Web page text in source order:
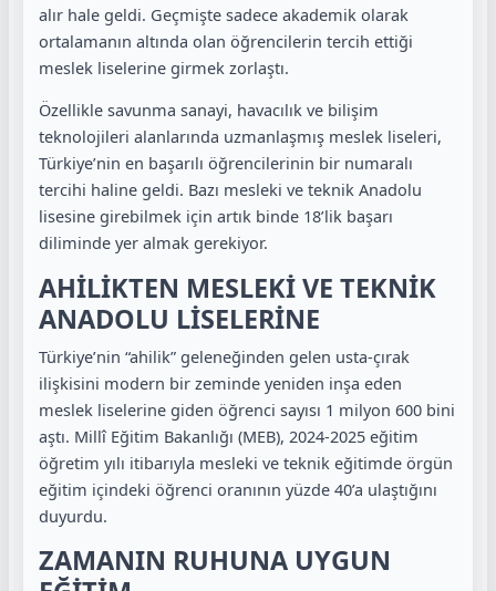
alır hale geldi. Geçmişte sadece akademik olarak
ortalamanın altında olan öğrencilerin tercih ettiği
meslek liselerine girmek zorlaştı.
Özellikle savunma sanayi, havacılık ve bilişim
teknolojileri alanlarında uzmanlaşmış meslek liseleri,
Türkiye’nin en başarılı öğrencilerinin bir numaralı
tercihi haline geldi. Bazı mesleki ve teknik Anadolu
lisesine girebilmek için artık binde 18’lik başarı
diliminde yer almak gerekiyor.
AHİLİKTEN MESLEKİ VE TEKNİK
ANADOLU LİSELERİNE
Türkiye’nin “ahilik” geleneğinden gelen usta-çırak
ilişkisini modern bir zeminde yeniden inşa eden
meslek liselerine giden öğrenci sayısı 1 milyon 600 bini
aştı. Millî Eğitim Bakanlığı (MEB), 2024-2025 eğitim
öğretim yılı itibarıyla mesleki ve teknik eğitimde örgün
eğitim içindeki öğrenci oranının yüzde 40’a ulaştığını
duyurdu.
ZAMANIN RUHUNA UYGUN